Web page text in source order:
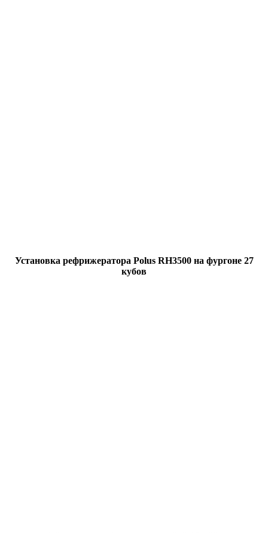
Установка рефрижератора Polus RH3500 на фургоне 27
кубов